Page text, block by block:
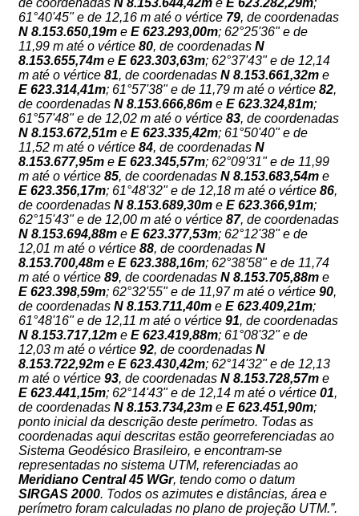
61°40'45" e de 12,16 m até o vértice 79, de coordenadas
N 8.153.650,19m e E 623.293,00m; 62°25'36" e de
11,99 m até o vértice 80, de coordenadas N
8.153.655,74m e E 623.303,63m; 62°37'43" e de 12,14
m até o vértice 81, de coordenadas N 8.153.661,32m e
E 623.314,41m; 61°57'38" e de 11,79 m até o vértice 82,
de coordenadas N 8.153.666,86m e E 623.324,81m;
61°57'48" e de 12,02 m até o vértice 83, de coordenadas
N 8.153.672,51m e E 623.335,42m; 61°50'40" e de
11,52 m até o vértice 84, de coordenadas N
8.153.677,95m e E 623.345,57m; 62°09'31" e de 11,99
m até o vértice 85, de coordenadas N 8.153.683,54m e
E 623.356,17m; 61°48'32" e de 12,18 m até o vértice 86,
de coordenadas N 8.153.689,30m e E 623.366,91m;
62°15'43" e de 12,00 m até o vértice 87, de coordenadas
N 8.153.694,88m e E 623.377,53m; 62°12'38" e de
12,01 m até o vértice 88, de coordenadas N
8.153.700,48m e E 623.388,16m; 62°38'58" e de 11,74
m até o vértice 89, de coordenadas N 8.153.705,88m e
E 623.398,59m; 62°32'55" e de 11,97 m até o vértice 90,
de coordenadas N 8.153.711,40m e E 623.409,21m;
61°48'16" e de 12,11 m até o vértice 91, de coordenadas
N 8.153.717,12m e E 623.419,88m; 61°08'32" e de
12,03 m até o vértice 92, de coordenadas N
8.153.722,92m e E 623.430,42m; 62°14'32" e de 12,13
m até o vértice 93, de coordenadas N 8.153.728,57m e
E 623.441,15m; 62°14'43" e de 12,14 m até o vértice 01,
de coordenadas N 8.153.734,23m e E 623.451,90m;
ponto inicial da descrição deste perímetro. Todas as
coordenadas aqui descritas estão georreferenciadas ao
Sistema Geodésico Brasileiro, e encontram-se
representadas no sistema UTM, referenciadas ao
Meridiano Central 45 WGr, tendo como o datum
SIRGAS 2000. Todos os azimutes e distâncias, área e
perímetro foram calculadas no plano de projeção UTM.”.